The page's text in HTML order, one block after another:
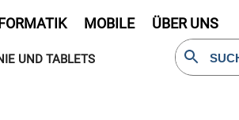
MOBILE ÜBER UNS
UND TABLETS